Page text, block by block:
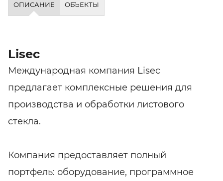
ОПИСАНИЕ ОБЪЕКТЫ
Lisec
Международная компания Lisec
предлагает комплексные решения для
производства и обработки листового
стекла.
Компания предоставляет полный
портфель: оборудование, программное